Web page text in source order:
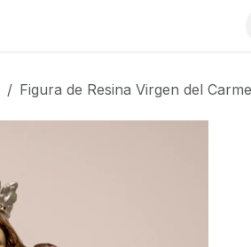
Figura de Resina Virgen del